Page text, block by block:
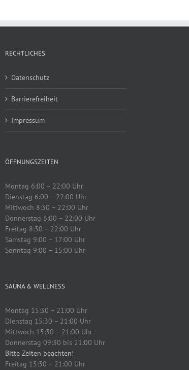
RECHTLICHES
Datenschutz
Barrierefreiheit
Impressum
ÖFFNUNGSZEITEN
Montag 6:00 – 22:00 Uhr
Dienstag 6:00 – 22:00 Uhr
Mittwoch 8:30 – 22:00 Uhr
Donnerstag 6:00 – 22:00 Uhr
Freitag 8:30 – 22:00 Uhr
Samstag 9:00 – 17:00 Uhr
Sonntag 9:00 – 15:00 Uhr
SAUNA & WELLNESS
Montag 15:30 – 21:00 Uhr
Dienstag 15:30 – 21:00 Uhr
Mittwoch 15:30 – 21:00 Uhr
Donnerstag 09:30 bis 21:00 Uhr
Bitte Zeiten beachten!
Freitag 15:30 – 21:00 Uhr